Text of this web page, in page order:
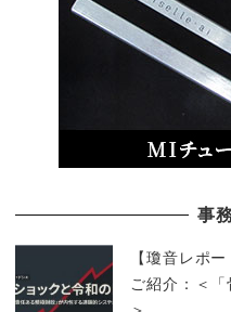
事
【瓊音レポ
ご紹介：＜「